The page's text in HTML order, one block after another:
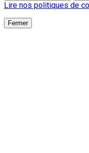
Lire nos politiques de
Fermer